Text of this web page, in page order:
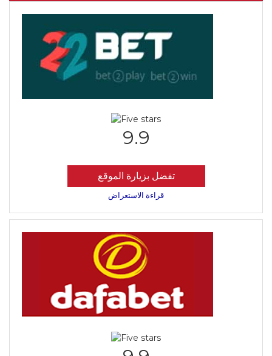
9.9
تفضل بزيارة الموقع
قراءة الاستعراض